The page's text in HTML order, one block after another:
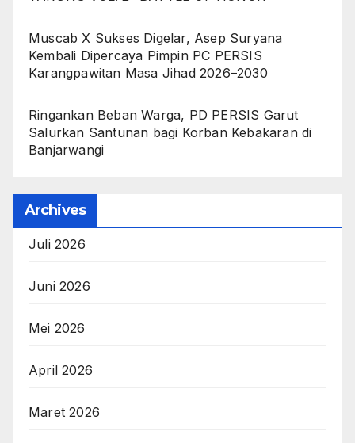
Muscab X Sukses Digelar, Asep Suryana
Kembali Dipercaya Pimpin PC PERSIS
Karangpawitan Masa Jihad 2026–2030
Ringankan Beban Warga, PD PERSIS Garut
Salurkan Santunan bagi Korban Kebakaran di
Banjarwangi
Archives
Juli 2026
Juni 2026
Mei 2026
April 2026
Maret 2026